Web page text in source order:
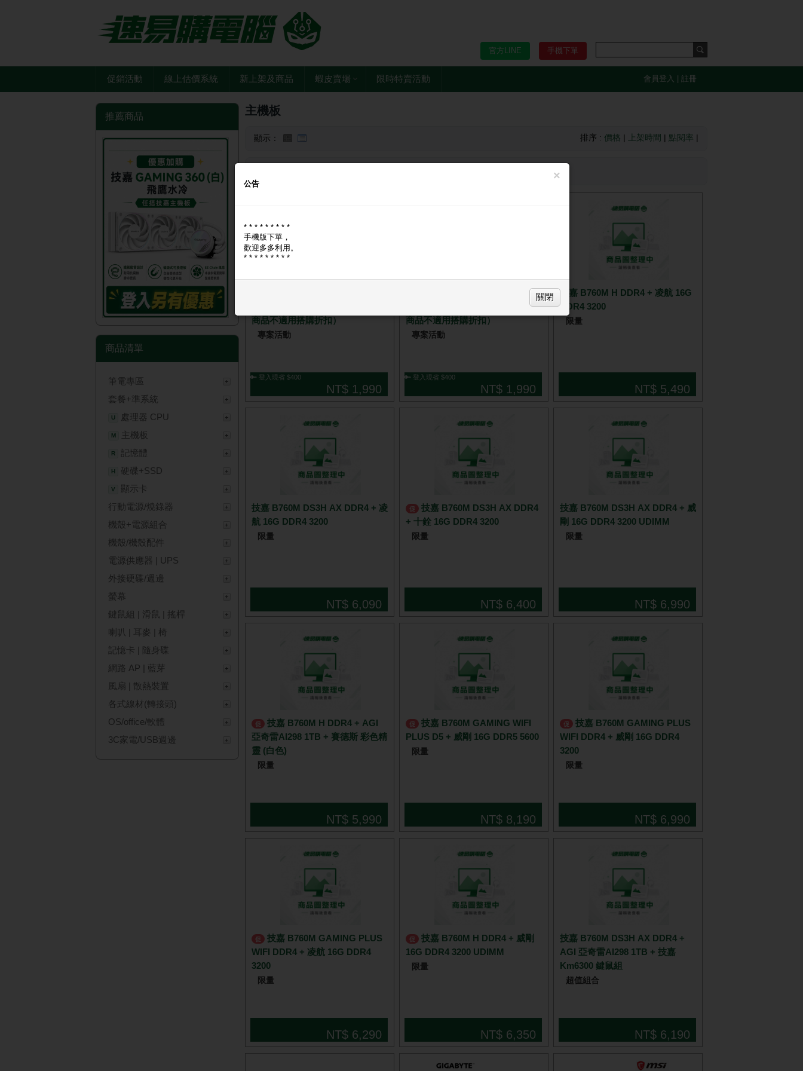
手機下單
官方LINE
促銷活動 線上估價系統 新上架及商品 蝦皮賣場 限時特賣活動 會員登入 註冊
推薦商品
商品清單
筆電專區
套餐+準系統
U 處理器 CPU
M 主機板
R 記憶體
H 硬碟+SSD
V
顯示卡
行動電源/燒錄器
機殼+電源組合
機殼/機殼配件
電源供應器 | UPS
外接硬碟/週邊
螢幕
鍵鼠組 | 滑鼠 | 搖桿
喇叭 | 耳麥 | 椅
記憶卡 | 隨身碟
網路 AP | 藍芽
風扇 | 散熱裝置
各式線材(轉接頭)
OS/office/軟體
3C家電/USB週邊
主機板
顯示： 排序 : 價格 | 上架時間 | 點閱率 |
商品不適用搭購折扣）
專案活動
🔑 登入現省 $400
NT$ 1,990
(白)飛鷹水冷 任搭技嘉主機板（此
商品不適用搭購折扣）
專案活動
🔑 登入現省 $400
NT$ 1,990
技嘉 B760M H DDR4 + 凌航 16G
DDR4 3200
限量
NT$ 5,490
技嘉 B760M DS3H AX DDR4 + 凌
航 16G DDR4 3200
限量
NT$ 6,090
促
+ 十銓 16G DDR4 3200
限量
NT$ 6,400
技嘉 B760M DS3H AX DDR4 + 威
剛 16G DDR4 3200 UDIMM
限量
NT$ 6,990
促
亞奇雷AI298 1TB + 賽德斯 彩色精
靈 (白色)
限量
NT$ 5,990
促
PLUS D5 + 威剛 16G DDR5 5600
限量
NT$ 8,190
促
WIFI DDR4 + 威剛 16G DDR4
3200
限量
NT$ 6,990
促
WIFI DDR4 + 凌航 16G DDR4
3200
限量
NT$ 6,290
促
16G DDR4 3200 UDIMM
限量
NT$ 6,350
技嘉 B760M DS3H AX DDR4 +
AGI 亞奇雷AI298 1TB + 技嘉
Km6300 鍵鼠組
超值組合
NT$ 6,190
×
公告
* * * * * * * * *
手機版下單，
歡迎多多利用。
* * * * * * * * *
關閉